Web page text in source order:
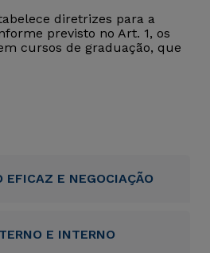
diretrizes para a
previsto no Art. 1, os
cursos de graduação, que
EFICAZ E NEGOCIAÇÃO
E INTERNO